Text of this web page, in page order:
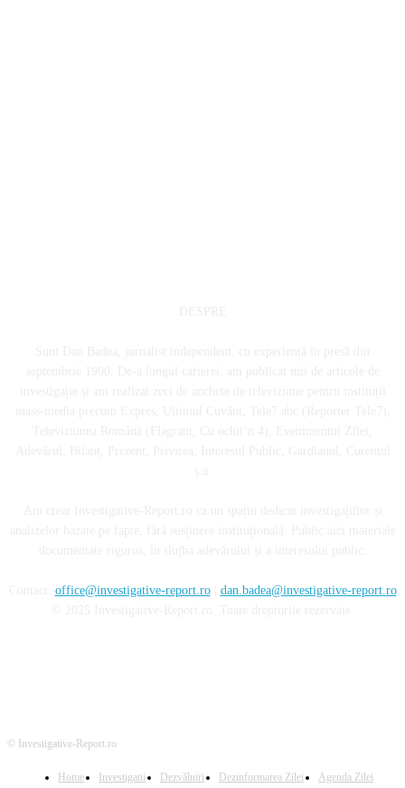
office@investigative-report.ro| dan.badea@investigative-report.ro
© Investigative-Report.ro
Home Investigatii Dezvăluiri Dezinformarea Zilei
Agenda Zilei